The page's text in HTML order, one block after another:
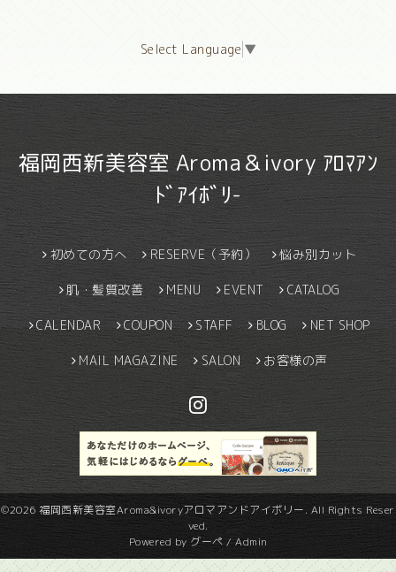
Select Language ▼
福岡西新美容室 Aroma＆ivory ｱﾛﾏｱﾝ
ﾄﾞｱｲﾎﾞﾘ-
初めての方へ RESERVE（予約） 悩み別カット
肌・髪質改善 MENU EVENT CATALOG
CALENDAR COUPON STAFF BLOG NET SHOP
MAIL MAGAZINE SALON お客様の声
©2026福岡西新美容室Aroma&ivoryアロマアンドアイボリー. All Rights Reser
ved.
Powered by グーペ /Admin